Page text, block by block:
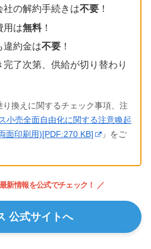
社の解約手続きは不要 ！
用は無料！
違約金は不要 ！
了次第、供給が切り替わり
換えに関するチェック事項、注
小売全面自由化に関する注意喚起
面印刷用)[PDF:270 KB]
」をご
新情報を公式でチェック！ ／
公式サイトへ